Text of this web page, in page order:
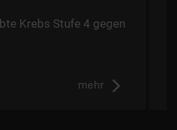
Krebs Stufe 4 gegen
mehr